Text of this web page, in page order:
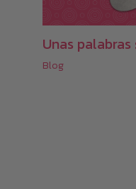
Unas
Blog